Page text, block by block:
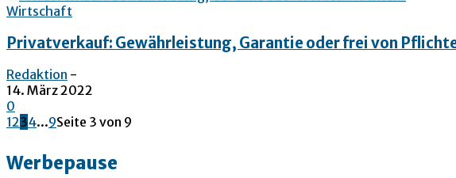
Wirtschaft
Privatverkauf: Gewährleistung, Garantie oder frei von
Redaktion -
14. März 2022
0
1234...9Seite 3 von 9
Werbepause